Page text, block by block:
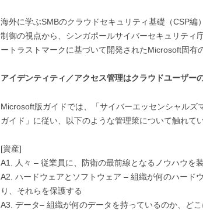
海外に学ぶSMBのクラウドセキュリティ基礎（CSP
制御の視点から、シンガポールサイバーセキュリティ
ートラストマークに基づいて開発されたMicrosoft固有
アイデンティティ／アクセス管理はクラウドユーザー
Microsoft版ガイドでは、「サイバーエッセンシャルズ
ガイド」に従い、以下のような管理策について触れてい
[資産]
A1. 人々 – 従業員に、防衛の最前線となるノウハウを
A2. ハードウェアとソフトウェア – 組織が何のハード
り、それらを保護する
A3. データ– 組織が何のデータを持っているのか、ど